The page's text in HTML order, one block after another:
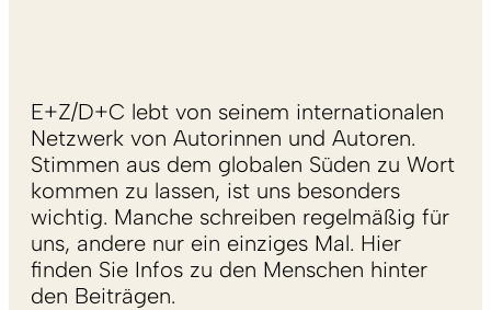
E+Z/D+C lebt von seinem internationalen
Netzwerk von Autorinnen und Autoren.
Stimmen aus dem globalen Süden zu Wort
kommen zu lassen, ist uns besonders
wichtig. Manche schreiben regelmäßig für
uns, andere nur ein einziges Mal. Hier
finden Sie Infos zu den Menschen hinter
den Beiträgen.